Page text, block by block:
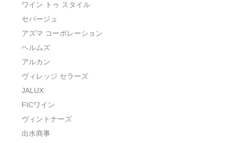
ワイン トゥ スタイル
セパージュ
アズマ コーポレーション
ヘルムズ
アルカン
ヴィレッジ セラーズ
JALUX
FICワイン
ヴィントナーズ
出水商事